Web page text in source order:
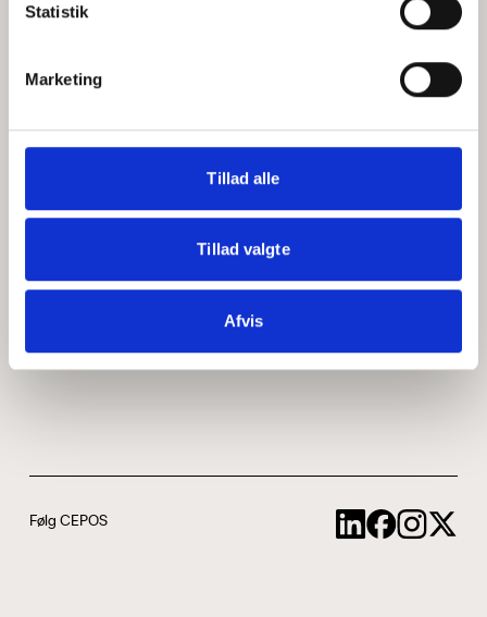
Statistik
Marketing
Tillad alle
Tillad valgte
Afvis
Hvem er CEPOS
Medarbejdere
ABCepos
Podcast
Følg CEPOS